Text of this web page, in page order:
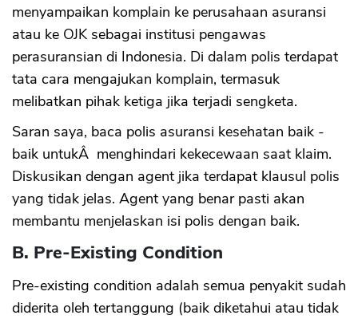
menyampaikan komplain ke perusahaan asuransi
atau ke OJK sebagai institusi pengawas
perasuransian di Indonesia. Di dalam polis terdapat
tata cara mengajukan komplain, termasuk
melibatkan pihak ketiga jika terjadi sengketa.
Saran saya, baca polis asuransi kesehatan baik -
baik untukÂ menghindari kekecewaan saat klaim.
Diskusikan dengan agent jika terdapat klausul polis
yang tidak jelas. Agent yang benar pasti akan
membantu menjelaskan isi polis dengan baik.
B. Pre-Existing Condition
Pre-existing condition adalah semua penyakit sudah
diderita oleh tertanggung (baik diketahui atau tidak